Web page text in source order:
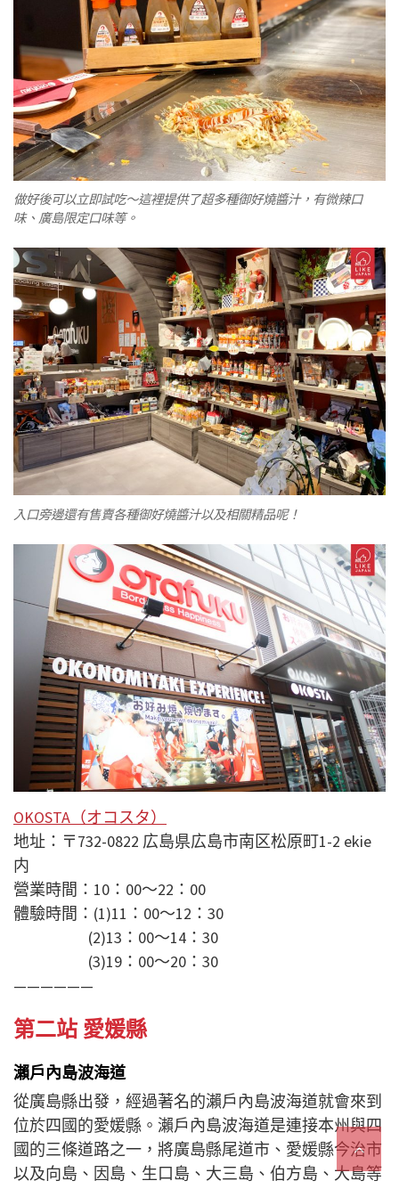
做好後可以立即試吃～這裡提供了超多種御好燒醬汁，有微辣口
味、廣島限定口味等。
入口旁邊還有售賣各種御好燒醬汁以及相關精品呢！
OKOSTA（オコスタ）
地址：〒732-0822 広島県広島市南区松原町1-2 ekie
内
營業時間：10：00〜22：00
體驗時間：(1)11：00～12：30
(2)13：00～14：30
(3)19：00～20：30
——————
第二站 愛媛縣
瀨戶內島波海道
從廣島縣出發，經過著名的瀨戶內島波海道就會來到
位於四國的愛媛縣。瀨戶內島波海道是連接本州與四
國的三條道路之一，將廣島縣尾道市、愛媛縣今治市
以及向島、因島、生口島、大三島、伯方島、大島等